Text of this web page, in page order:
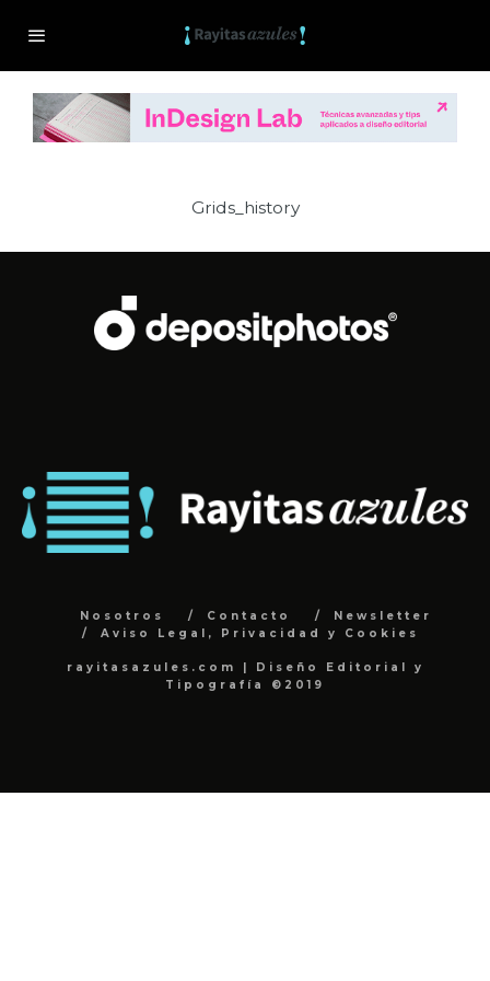
Grids_history
Nosotros Contacto
Newsletter
Aviso Legal, Privacidad y Cookies
rayitasazules.com | Diseño Editorial y
Tipografía ©2019